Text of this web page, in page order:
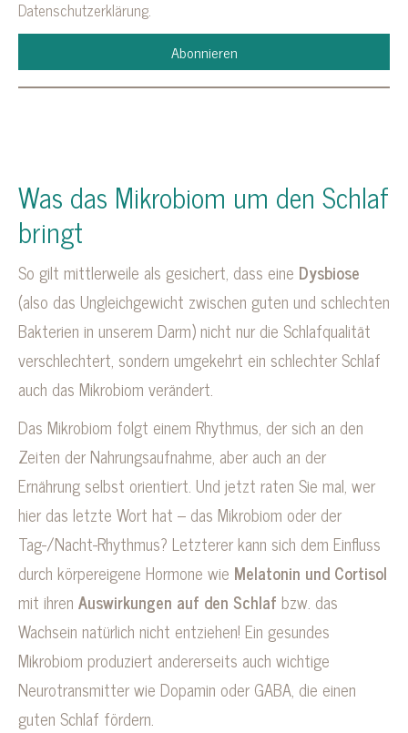
Datenschutzerklärung.
Was das Mikrobiom um den Schlaf
bringt
So gilt mittlerweile als gesichert, dass eine Dysbiose
(also das Ungleichgewicht zwischen guten und schlechten
Bakterien in unserem Darm) nicht nur die Schlafqualität
verschlechtert, sondern umgekehrt ein schlechter Schlaf
auch das Mikrobiom verändert.
Das Mikrobiom folgt einem Rhythmus, der sich an den
Zeiten der Nahrungsaufnahme, aber auch an der
Ernährung selbst orientiert. Und jetzt raten Sie mal, wer
hier das letzte Wort hat – das Mikrobiom oder der
Tag-/Nacht-Rhythmus? Letzterer kann sich dem Einfluss
durch körpereigene Hormone wie Melatonin und Cortisol
mit ihren Auswirkungen auf den Schlaf bzw. das
Wachsein natürlich nicht entziehen! Ein gesundes
Mikrobiom produziert andererseits auch wichtige
Neurotransmitter wie Dopamin oder GABA, die einen
guten Schlaf fördern.